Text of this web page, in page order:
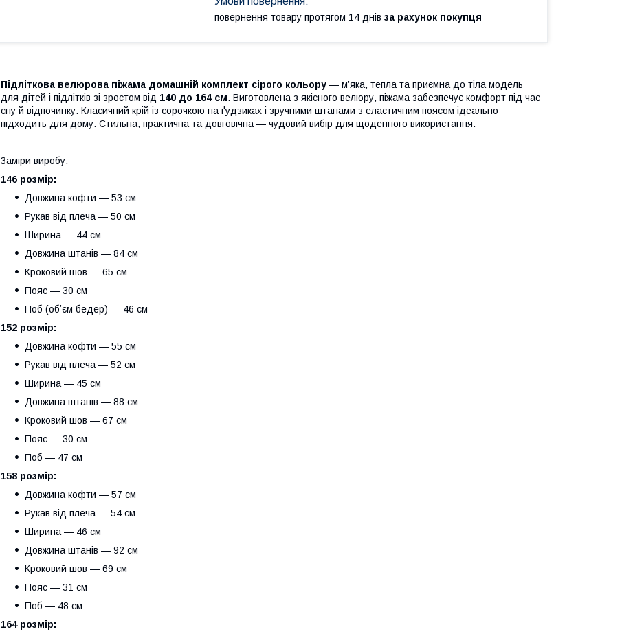
повернення товару протягом 14 днів за рахунок покупця
Підліткова велюрова піжама домашній комплект сірого кольору — м’яка, тепла та приємна до тіла модель
для дітей і підлітків зі зростом від 140 до 164 см. Виготовлена з якісного велюру, піжама забезпечує комфорт під час
сну й відпочинку. Класичний крій із сорочкою на ґудзиках і зручними штанами з еластичним поясом ідеально
підходить для дому. Стильна, практична та довговічна — чудовий вибір для щоденного використання.
Заміри виробу:
146 розмір:
Довжина кофти — 53 см
Рукав від плеча — 50 см
Ширина — 44 см
Довжина штанів — 84 см
Кроковий шов — 65 см
Пояс — 30 см
Поб (обʼєм бедер) — 46 см
152 розмір:
Довжина кофти — 55 см
Рукав від плеча — 52 см
Ширина — 45 см
Довжина штанів — 88 см
Кроковий шов — 67 см
Пояс — 30 см
Поб — 47 см
158 розмір:
Довжина кофти — 57 см
Рукав від плеча — 54 см
Ширина — 46 см
Довжина штанів — 92 см
Кроковий шов — 69 см
Пояс — 31 см
Поб — 48 см
164 розмір: